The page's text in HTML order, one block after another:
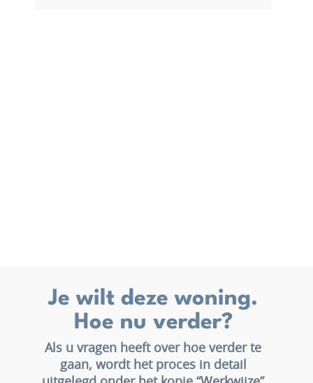
Je wilt deze woning.
Hoe nu verder?
Als u vragen heeft over hoe verder te
gaan, wordt het proces in detail